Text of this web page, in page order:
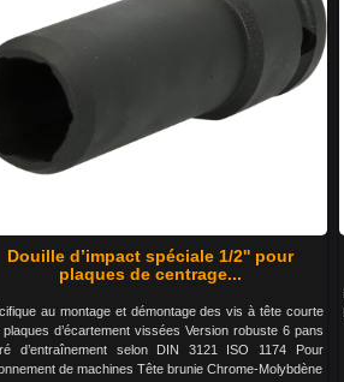
Douille d’impact spéciale 1/2'' pour
plaques de centrage...
au montage et démontage des vis à tête courte
plaques d’écartement vissées Version robuste 6 pans
d’entraînement selon DIN 3121 ISO 1174 Pour
de machines Tête brunie Chrome-Molybdène